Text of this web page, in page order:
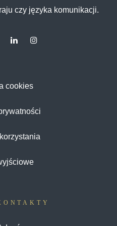
czy języka komunikacji.
cookies